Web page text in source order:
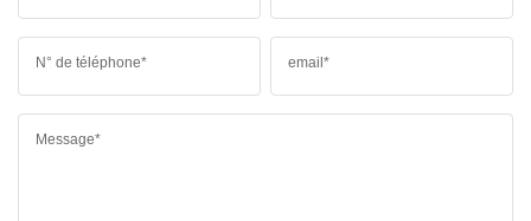
N° de téléphone* email*
Message*